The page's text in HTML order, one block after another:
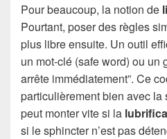
Pour beaucoup, la notion de
Pourtant, poser des règles
plus libre ensuite. Un outil
un mot-clé (safe word) ou un
arrête immédiatement”. Ce
particulièrement bien avec
peut monter vite si la
si le sphincter n’est pas